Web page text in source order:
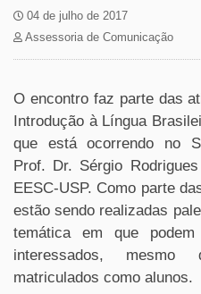
04 de julho de 2017
Assessoria de Comunicação
O encontro faz parte das
Introdução à Língua
que estáocorrendo no
Prof. Dr. Sérgio
EESC-USP. Como parte
estão sendo realizadas
temática em que
interessados,
matriculados como alunos.